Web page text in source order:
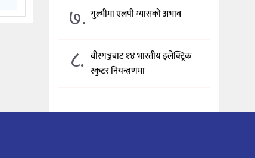
७. गुल्मीमा एलपी ग्यासको अभाव
८. वीरगञ्जबाट १४ भारतीय इलेक्ट्रिक
स्कुटर नियन्त्रणमा